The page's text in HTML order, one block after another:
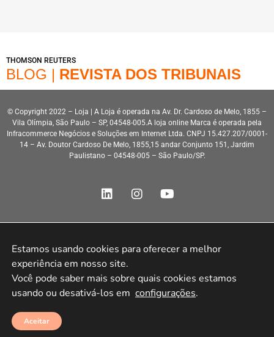
THOMSON REUTERS
BLOG | REVISTA DOS TRIBUNAIS
© Copyright 2022 – Loja | A Loja é operada na Av. Dr. Cardoso de Melo, 1855 –
Vila Olímpia, São Paulo – SP, 04548-005.A loja online Marca é operada pela
Infracommerce Negócios e Soluções em Internet Ltda. CNPJ 15.427.207/0001-
14 – Av. Doutor Cardoso De Melo, 1855,15 andar Conjunto 151, Jardim
Paulistano – 04548-005 – São Paulo/SP.
Desenvolvimento HeroStar
Estamos usando cookies para oferecer a melhor
experiência em nosso site.
Você pode saber mais sobre quais cookies estamos
usando ou desativá-los em configurações.
Aceitar